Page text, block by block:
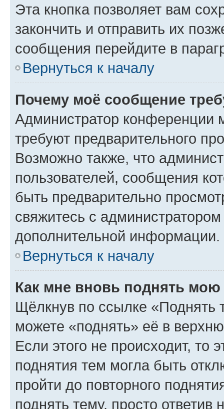
Эта кнопка позволяет вам
закончить и отправить их
сообщения перейдите в
Вернуться к началу
Почему моё сообщение
Администратор конференции
требуют предварительного
Возможно также, что
пользователей, сообщения
быть предварительно
свяжитесь с
дополнительной информации.
Вернуться к началу
Как мне вновь поднять мою
Щёлкнув по ссылке «Поднять
можете «поднять» её в
Если этого не происходит, то
поднятия тем могла быть
пройти до повторного
поднять тему, просто ответив